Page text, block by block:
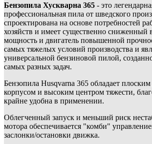
Бензопила Хускварна 365 - это
профессиональная пила от шведского
спроектирована на основе потребностей
хозяйств и имеет существенно сниженный
мощность и двигатель повышенной
самых тяжелых условий производства и
универсальной бензиновой пилой,
самых разных задач.
Бензопила Husqvarna 365 обладает
корпусом и высоким центром тяжести,
крайне удобна в применении.
Облегченный запуск и меньший риск
мотора обеспечивается "комби"
заслонки/остановки движка.